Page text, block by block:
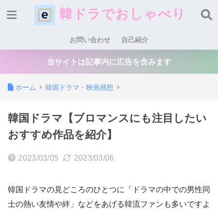
韓ドラでおしゃべり
お問い合わせ 自己紹介
当サイトは記事内に広告を含みます
ホーム 韓国ドラマ・映画感想
韓国ドラマ【ブロマンスにも注目したい
おすすめ作品を紹介】
2023/03/05 2023/03/06
韓国ドラマの見どころのひとつに「ドラマの中での男性同
士の熱い友情や絆」などをあげる韓流ファンも多いですよ